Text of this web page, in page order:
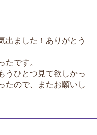
出ました！ありがとう
です。
うひとつ見て欲しかっ
たので、またお願いし